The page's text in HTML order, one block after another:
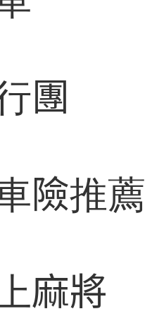
團
險推薦
麻將